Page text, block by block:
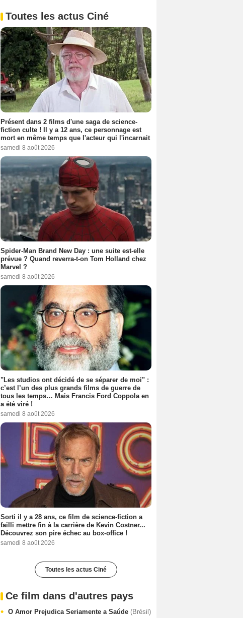
Toutes les actus Ciné
Présent dans 2 films d'une saga de science-
fiction culte ! Il y a 12 ans, ce personnage est
mort en même temps que l'acteur qui l'incarnait
samedi 8 août 2026
Spider-Man Brand New Day : une suite est-elle
prévue ? Quand reverra-t-on Tom Holland chez
Marvel ?
samedi 8 août 2026
"Les studios ont décidé de se séparer de moi" :
c’est l’un des plus grands films de guerre de
tous les temps… Mais Francis Ford Coppola en
a été viré !
samedi 8 août 2026
Sorti il y a 28 ans, ce film de science-fiction a
failli mettre fin à la carrière de Kevin Costner...
Découvrez son pire échec au box-office !
samedi 8 août 2026
Toutes les actus Ciné
Ce film dans d'autres pays
O Amor Prejudica Seriamente a Saúde (Brésil)